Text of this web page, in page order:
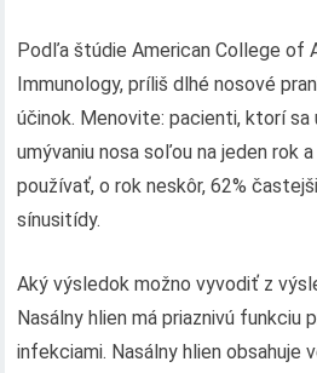
Podľa štúdie American College of
Immunology, príliš dlhé nosové
účinok. Menovite: pacienti, ktorí sa
umývaniu nosa soľou na jeden rok
používať, o rok neskôr, 62%
sínusitídy.
Aký výsledok možno vyvodiť z
Nasálny hlien má priaznivú funkciu
infekciami. Nasálny hlien obsahuje